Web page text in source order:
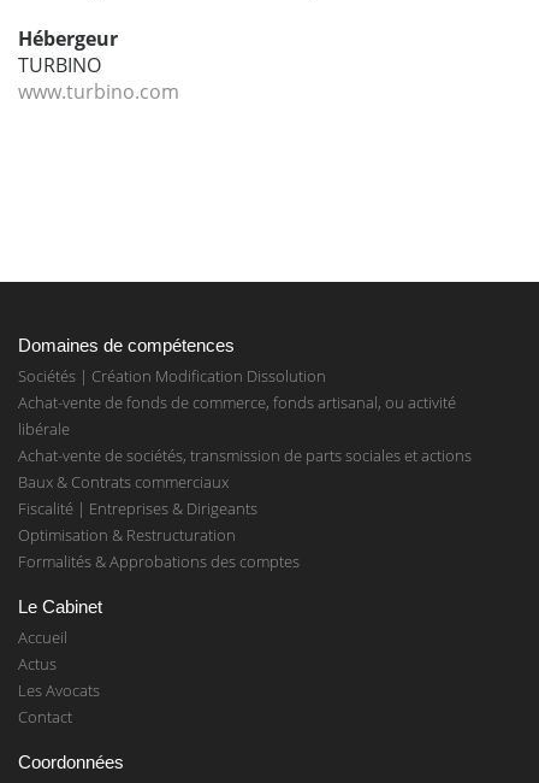
Hébergeur
TURBINO
www.turbino.com
Domaines de compétences
Sociétés | Création Modification Dissolution
Achat-vente de fonds de commerce, fonds artisanal, ou activité
libérale
Achat-vente de sociétés, transmission de parts sociales et actions
Baux & Contrats commerciaux
Fiscalité | Entreprises & Dirigeants
Optimisation & Restructuration
Formalités & Approbations des comptes
Le Cabinet
Accueil
Actus
Les Avocats
Contact
Coordonnées